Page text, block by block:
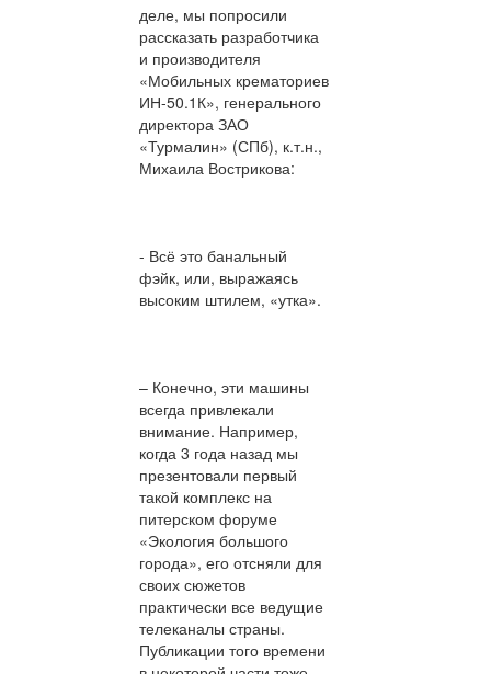
деле, мы попросили
рассказать разработчика
и производителя
«Мобильных крематориев
ИН-50.1К», генерального
директора ЗАО
«Турмалин» (СПб), к.т.н.,
Михаила Вострикова:
- Всё это банальный
фэйк, или, выражаясь
высоким штилем, «утка».
– Конечно, эти машины
всегда привлекали
внимание. Например,
когда 3 года назад мы
презентовали первый
такой комплекс на
питерском форуме
«Экология большого
города», его отсняли для
своих сюжетов
практически все ведущие
телеканалы страны.
Публикации того времени